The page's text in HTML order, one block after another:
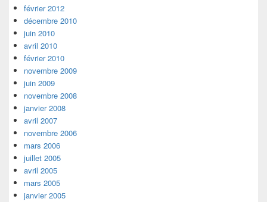
février 2012
décembre 2010
juin 2010
avril 2010
février 2010
novembre 2009
juin 2009
novembre 2008
janvier 2008
avril 2007
novembre 2006
mars 2006
juillet 2005
avril 2005
mars 2005
janvier 2005